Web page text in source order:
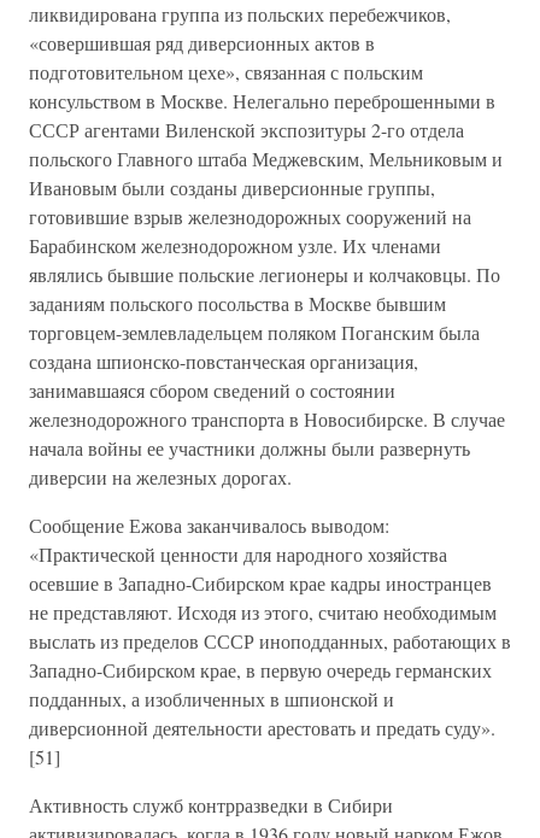
ликвидирована группа из польских перебежчиков,
«совершившая ряд диверсионных актов в
подготовительном цехе», связанная с польским
консульством в Москве. Нелегально переброшенными в
СССР агентами Виленской экспозитуры 2-го отдела
польского Главного штаба Меджевским, Мельниковым и
Ивановым были созданы диверсионные группы,
готовившие взрыв железнодорожных сооружений на
Барабинском железнодорожном узле. Их членами
являлись бывшие польские легионеры и колчаковцы. По
заданиям польского посольства в Москве бывшим
торговцем-землевладельцем поляком Поганским была
создана шпионско-повстанческая организация,
занимавшаяся сбором сведений о состоянии
железнодорожного транспорта в Новосибирске. В случае
начала войны ее участники должны были развернуть
диверсии на железных дорогах.
Сообщение Ежова заканчивалось выводом:
«Практической ценности для народного хозяйства
осевшие в Западно-Сибирском крае кадры иностранцев
не представляют. Исходя из этого, считаю необходимым
выслать из пределов СССР иноподданных, работающих в
Западно-Сибирском крае, в первую очередь германских
подданных, а изобличенных в шпионской и
диверсионной деятельности арестовать и предать суду».
[51]
Активность служб контрразведки в Сибири